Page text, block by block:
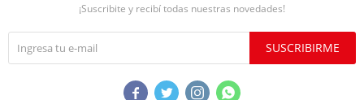
¡Suscribite y recibí todas nuestras novedades!
SUSCRIBIRME
   